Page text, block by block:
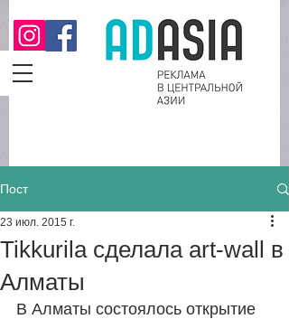
Пост
Tikkurila сделала art-wall в
Алматы
23 июл. 2015 г.
В Алматы состоялось открытие